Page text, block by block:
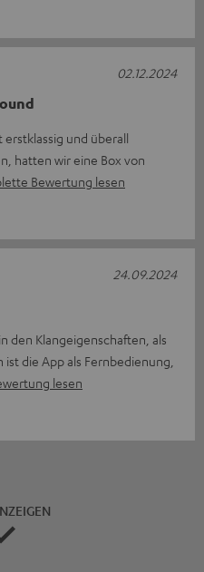
erstklassig und überall
hatten wir eine Box von
Bewertung lesen
02.12.2024
den Klangeigenschaften, als
ist die App als Fernbedienung,
lesen
24.09.2024